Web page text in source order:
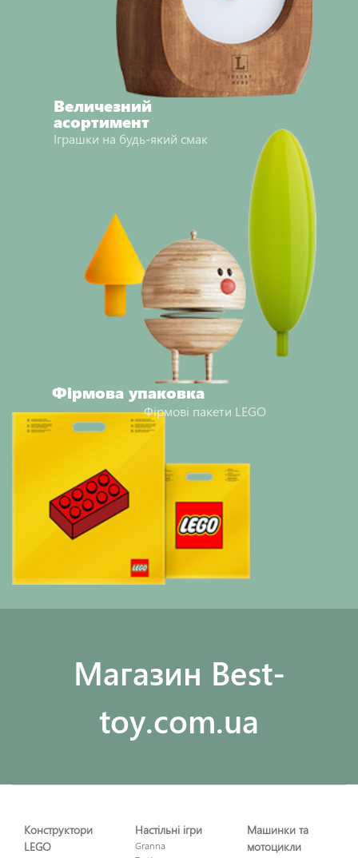
Величезний
асортимент
Іграшки на будь-який смак
Фірмова упаковка
Фірмові пакети LEGO
Maгазин Best-
toy.com.ua
Конструктори
LEGO
Настільні ігри
Granna
Машинки та
мотоцикли